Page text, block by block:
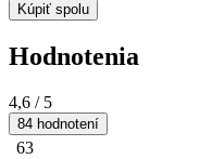
Kúpiť spolu
Hodnotenia
4,6 / 5
84 hodnotení
63